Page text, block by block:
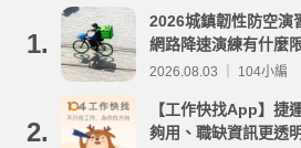
1.
2026城鎮韌性防空演
網路降速演練有什麼
事項整理
2026.08.03 ｜ 104小編
2.
【工作快找App】捷
夠用、職缺資訊更透